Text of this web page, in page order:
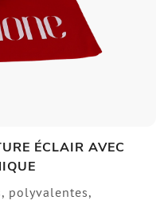
ÉCLAIR AVEC
polyvalentes,